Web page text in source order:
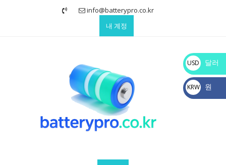
info@batterypro.co.kr
내 계정
USD
$
달러
KRW
₩
원